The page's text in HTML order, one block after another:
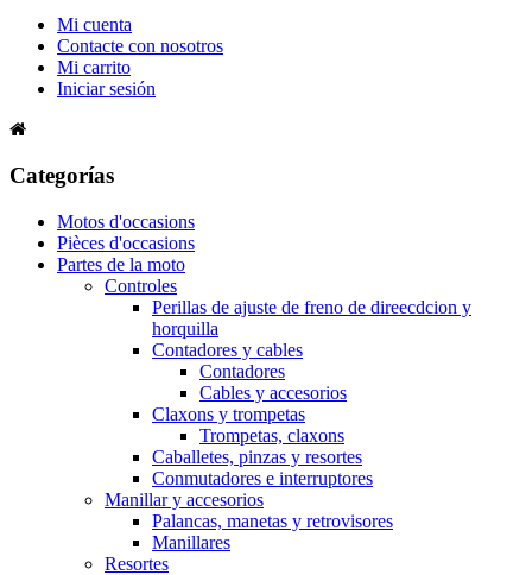
Mi cuenta
Contacte con nosotros
Mi carrito
Iniciar sesión
Categorías
Motos d'occasions
Pièces d'occasions
Partes de la moto
Controles
Perillas de ajuste de freno de direecdcion y
horquilla
Contadores y cables
Contadores
Cables y accesorios
Claxons y trompetas
Trompetas, claxons
Caballetes, pinzas y resortes
Conmutadores e interruptores
Manillar y accesorios
Palancas, manetas y retrovisores
Manillares
Resortes